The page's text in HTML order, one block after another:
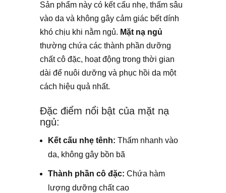
Sản phẩm này có kết cấu nhẹ, thấm sâu
vào da và không gây cảm giác bết dính
khó chịu khi nằm ngủ. Mặt nạ ngủ
thường chứa các thành phần dưỡng
chất cô đặc, hoạt động trong thời gian
dài để nuôi dưỡng và phục hồi da một
cách hiệu quả nhất.
Đặc điểm nổi bật của mặt nạ
ngủ:
Kết cấu nhẹ tênh: Thấm nhanh vào
da, không gây bồn bã
Thành phần cô đặc: Chứa hàm
lượng dưỡng chất cao